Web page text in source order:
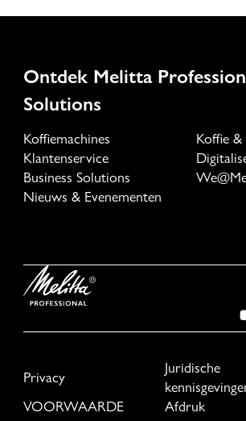
Ontdek Melitta
Solutions
Koffiemachines
Koffie &
Klantenservice
Business Solutions
Nieuws & Evenementen
Privacy
Juridische
VOORWAARDE
Afdruk